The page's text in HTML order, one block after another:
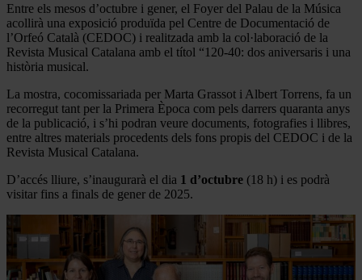
Entre els mesos d’octubre i gener, el Foyer del Palau de la Música
acollirà una exposició produïda pel Centre de Documentació de
l’Orfeó Català (CEDOC) i realitzada amb la col·laboració de la
Revista Musical Catalana amb el títol “120-40: dos aniversaris i una
història musical.
La mostra, cocomissariada per Marta Grassot i Albert Torrens, fa un
recorregut tant per la Primera Època com pels darrers quaranta anys
de la publicació, i s’hi podran veure documents, fotografies i llibres,
entre altres materials procedents dels fons propis del CEDOC i de la
Revista Musical Catalana.
D’accés lliure, s’inaugurarà el dia 1 d’octubre (18 h) i es podrà
visitar fins a finals de gener de 2025.